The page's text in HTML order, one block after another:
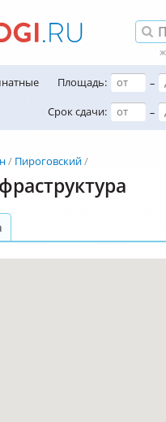
Площадь:
–
Срок сдачи:
–
Пироговский